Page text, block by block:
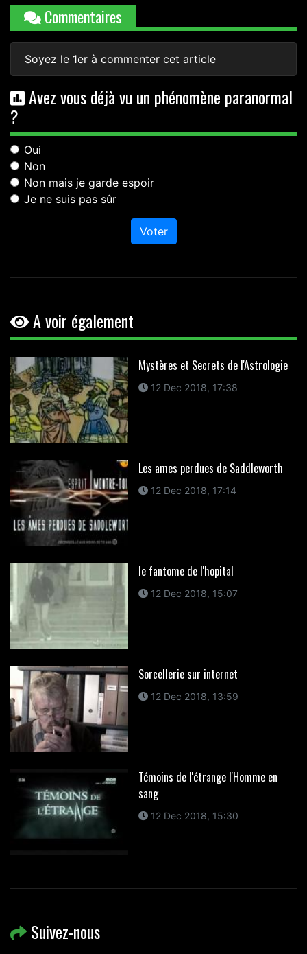
Commentaires
Soyez le 1er à commenter cet article
Avez vous déjà vu un phénomène paranormal
?
Oui
Non
Non mais je garde espoir
Je ne suis pas sûr
Voter
A voir également
Mystères et Secrets de l'Astrologie
12 Dec 2018, 17:38
Les ames perdues de Saddleworth
12 Dec 2018, 17:14
le fantome de l'hopital
12 Dec 2018, 15:07
Sorcellerie sur internet
12 Dec 2018, 13:59
Témoins de l'étrange l'Homme en
sang
12 Dec 2018, 15:30
Suivez-nous